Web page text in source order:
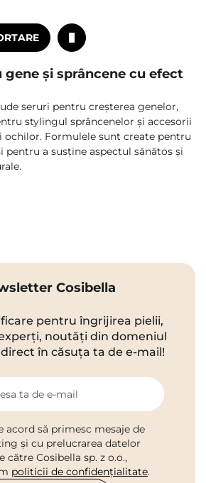
gene și sprâncene cu efect
seruri pentru creșterea genelor,
stylingul sprâncenelor și accesorii
ochilor. Formulele sunt create pentru
pentru a susține aspectul sănătos și
Cosibella
pentru îngrijirea pielii,
noutăți din domeniul
în căsuța ta de e-mail!
ta de e-mail
acord să primesc mesaje de
și cu prelucrarea datelor
către Cosibella sp. z o.o.,
politicii de confidențialitate.